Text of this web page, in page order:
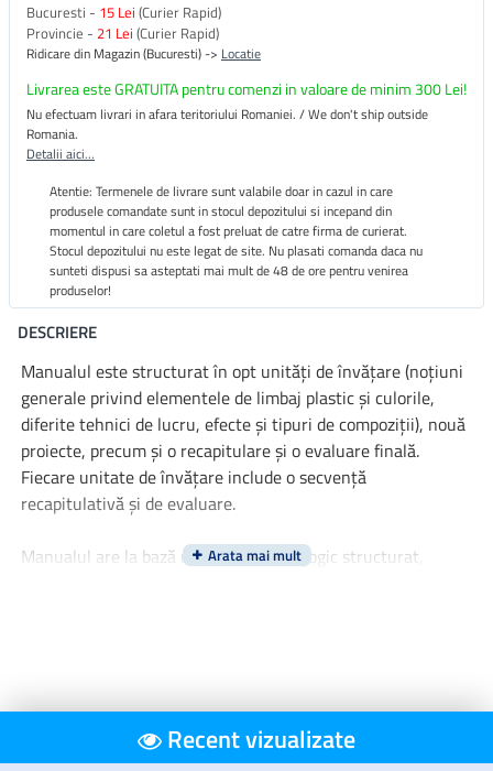
Bucuresti - 15 Lei (Curier Rapid)
Provincie - 21 Lei (Curier Rapid)
Ridicare din Magazin (Bucuresti) -> Locatie
Livrarea este GRATUITA pentru comenzi in valoare de minim 300 Lei!
Nu efectuam livrari in afara teritoriului Romaniei. / We don't ship outside
Romania.
Detalii aici...
Atentie: Termenele de livrare sunt valabile doar in cazul in care
produsele comandate sunt in stocul depozitului si incepand din
momentul in care coletul a fost preluat de catre firma de curierat.
Stocul depozitului nu este legat de site. Nu plasati comanda daca nu
sunteti dispusi sa asteptati mai mult de 48 de ore pentru venirea
produselor!
DESCRIERE
Manualul este structurat în opt unităţi de învăţare (noţiuni
generale privind elementele de limbaj plastic şi culorile,
diferite tehnici de lucru, efecte şi tipuri de compoziţii), nouă
proiecte, precum și o recapitulare și o evaluare finală.
Fiecare unitate de învățare include o secvență
recapitulativă și de evaluare.
Manualul are la bază un demers pedagogic structurat,
Recent vizualizate